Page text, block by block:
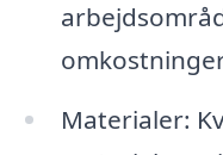
Materialer: